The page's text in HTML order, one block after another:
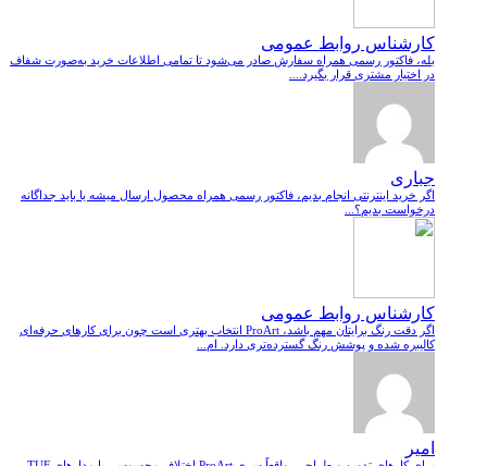
کارشناس روابط عمومی
بله، فاکتور رسمی همراه سفارش صادر می‌شود تا تمامی اطلاعات خرید به‌صورت شفاف
در اختیار مشتری قرار بگیرد....
جباری
اگر خرید اینترنتی انجام بدیم، فاکتور رسمی همراه محصول ارسال میشه یا باید جداگانه
درخواست بدیم؟...
کارشناس روابط عمومی
اگر دقت رنگ برایتان مهم باشد، ProArt انتخاب بهتری است چون برای کارهای حرفه‌ای
کالیبره شده و پوشش رنگ گسترده‌تری دارد. ام...
امیر